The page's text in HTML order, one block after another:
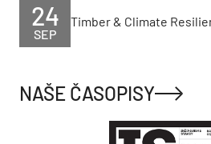
SEP
24 Timber & Climate
NAŠE ČASOPISY